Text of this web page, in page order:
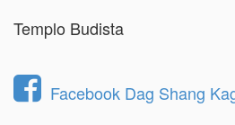
Templo Budista
Facebook Dag Shang